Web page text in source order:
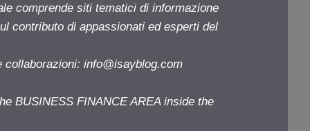
comprende siti tematici di informazione
contributo di appassionati ed esperti del
collaborazioni: info@isayblog.com
BUSINESS FINANCE AREA inside the